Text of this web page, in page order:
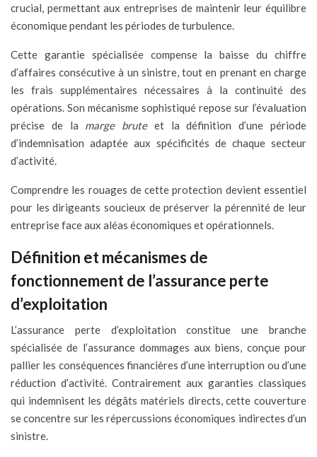
crucial, permettant aux entreprises de maintenir leur équilibre
économique pendant les périodes de turbulence.
Cette garantie spécialisée compense la baisse du chiffre
d’affaires consécutive à un sinistre, tout en prenant en charge
les frais supplémentaires nécessaires à la continuité des
opérations. Son mécanisme sophistiqué repose sur l’évaluation
précise de la marge bruteet la définition d’une période
d’indemnisation adaptée aux spécificités de chaque secteur
d’activité.
Comprendre les rouages de cette protection devient essentiel
pour les dirigeants soucieux de préserver la pérennité de leur
entreprise face aux aléas économiques et opérationnels.
Définition et mécanismes de
fonctionnement de l’assurance perte
d’exploitation
L’assurance perte d’exploitation constitue une branche
spécialisée de l’assurance dommages aux biens, conçue pour
pallier les conséquences financières d’une interruption ou d’une
réduction d’activité. Contrairement aux garanties classiques
qui indemnisent les dégâts matériels directs, cette couverture
se concentre sur les répercussions économiques indirectes d’un
sinistre.